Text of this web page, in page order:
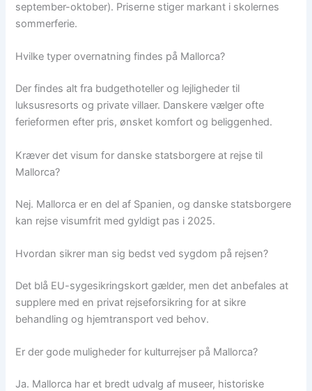
september-oktober). Priserne stiger markant i skolernes
sommerferie.
Hvilke typer overnatning findes på Mallorca?
Der findes alt fra budgethoteller og lejligheder til
luksusresorts og private villaer. Danskere vælger ofte
ferieformen efter pris, ønsket komfort og beliggenhed.
Kræver det visum for danske statsborgere at rejse til
Mallorca?
Nej. Mallorca er en del af Spanien, og danske statsborgere
kan rejse visumfrit med gyldigt pas i 2025.
Hvordan sikrer man sig bedst ved sygdom på rejsen?
Det blå EU-sygesikringskort gælder, men det anbefales at
supplere med en privat rejseforsikring for at sikre
behandling og hjemtransport ved behov.
Er der gode muligheder for kulturrejser på Mallorca?
Ja. Mallorca har et bredt udvalg af museer, historiske